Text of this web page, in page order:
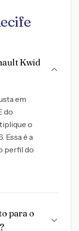
Kwid
em
do
o
Essa é a
perfil do
para o